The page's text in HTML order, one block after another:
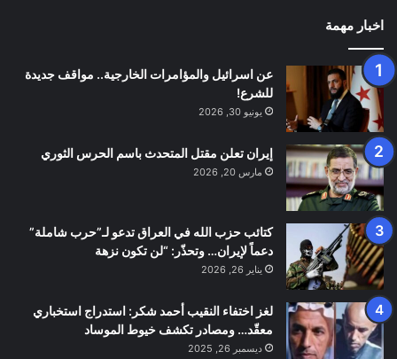
اخبار مهمة
عن اسرائيل والمؤامرات الخارجية.. مواقف جديدة
للشرع!
يونيو 30, 2026
إيران تعلن مقتل المتحدث باسم الحرس الثوري
مارس 20, 2026
كتائب حزب الله في العراق تدعو لـ”حرب شاملة”
دعماً لإيران… وتحذّر: “لن تكون نزهة
يناير 26, 2026
لغز اختفاء النقيب أحمد شكر: استدراج استخباري
معقّد… ومصادر تكشف خيوط الموساد
ديسمبر 26, 2025